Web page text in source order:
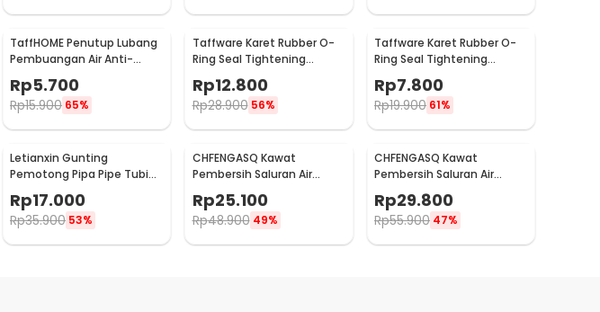
TaffHOME Penutup Lubang
Pembuangan Air Anti-
Rp5.700
Rp15.900 65%
Taffware Karet Rubber O-
Ring Seal Tightening
Multifungsi 200 PCS - E436
Rp12.800
Rp28.900 56%
Taffware Karet Rubber O-
Ring Seal Tightening
Multifungsi 250 PCS - E436
Rp7.800
Rp19.900 61%
Letianxin Gunting
Pemotong Pipa Pipe Tubing
Rp17.000
Rp35.900 53%
CHFENGASQ Kawat
Pembersih Saluran Air
Blockage 3M - CHF1
Rp25.100
Rp48.900 49%
CHFENGASQ Kawat
Pembersih Saluran Air
Toilet Cleaner Dredger
Blockage 5M - CHF1
Rp29.800
Rp55.900 47%